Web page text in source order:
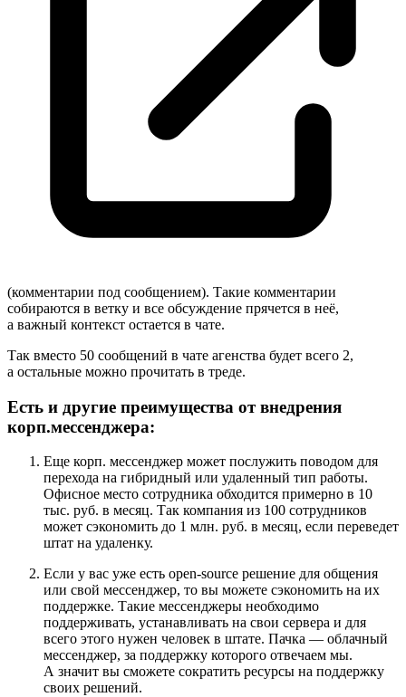
(комментарии под сообщением). Такие комментарии
собираются в ветку и все обсуждение прячется в неё,
а важный контекст остается в чате.
Так вместо 50 сообщений в чате агенства будет всего 2,
а остальные можно прочитать в треде.
Есть и другие преимущества от внедрения
корп.мессенджера:
Еще корп. мессенджер может послужить поводом для
перехода на гибридный или удаленный тип работы.
Офисное место сотрудника обходится примерно в 10
тыс. руб. в месяц. Так компания из 100 сотрудников
может сэкономить до 1 млн. руб. в месяц, если переведет
штат на удаленку.
Если у вас уже есть open-source решение для общения
или свой мессенджер, то вы можете сэкономить на их
поддержке. Такие мессенджеры необходимо
поддерживать, устанавливать на свои сервера и для
всего этого нужен человек в штате. Пачка — облачный
мессенджер, за поддержку которого отвечаем мы.
А значит вы сможете сократить ресурсы на поддержку
своих решений.